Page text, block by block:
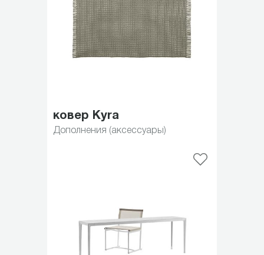
ковер Kyra
Дополнения (аксессуары)